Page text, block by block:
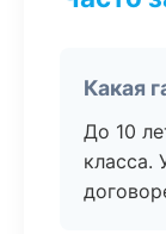
Какая
До 10
класса.